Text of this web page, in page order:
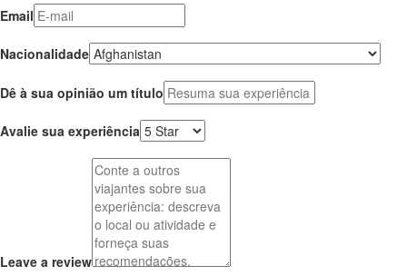
Email
Nacionalidade
Dê à sua opinião um título
Avalie sua experiência
Leave a review